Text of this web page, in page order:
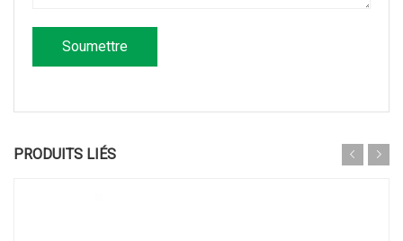
PRODUITS LIÉS